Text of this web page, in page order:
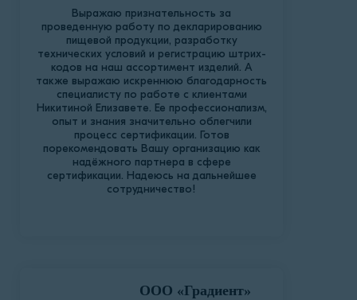
Выражаю признательность за
проведенную работу по декларированию
пищевой продукции, разработку
технических условий и регистрацию штрих-
кодов на наш ассортимент изделий. А
также выражаю искреннюю благодарность
специалисту по работе с клиентами
Никитиной Елизавете. Ее профессионализм,
опыт и знания значительно облегчили
процесс сертификации. Готов
порекомендовать Вашу организацию как
надёжного партнера в сфере
сертификации. Надеюсь на дальнейшее
сотрудничество!
ООО «Градиент»